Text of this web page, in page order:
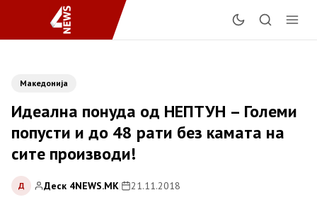
Македонија
Идеална понуда од НЕПТУН – Големи
попусти и до 48 рати без камата на
сите производи!
Д Деск 4NEWS.MK| 21.11.2018